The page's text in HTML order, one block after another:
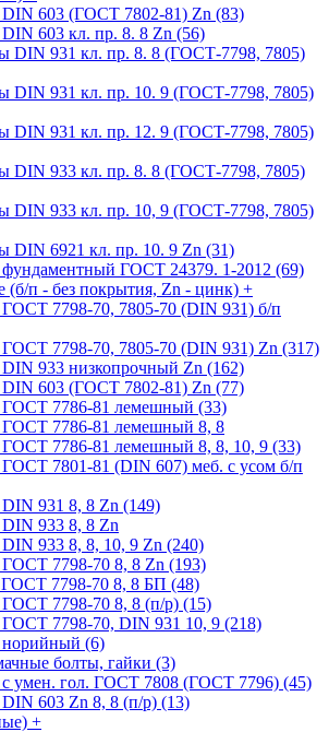
DIN 603 (ГОСТ 7802-81) Zn (83)
603 кл. пр. 8. 8 Zn (56)
DIN 931 кл. пр. 8. 8 (ГОСТ-7798, 7805)
DIN 931 кл. пр. 10. 9 (ГОСТ-7798, 7805)
DIN 931 кл. пр. 12. 9 (ГОСТ-7798, 7805)
DIN 933 кл. пр. 8. 8 (ГОСТ-7798, 7805)
DIN 933 кл. пр. 10, 9 (ГОСТ-7798, 7805)
DIN 6921 кл. пр. 10. 9 Zn (31)
фундаментный ГОСТ 24379. 1-2012 (69)
(б/п - без покрытия, Zn - цинк) +
ГОСТ 7798-70, 7805-70 (DIN 931) б/п
ГОСТ 7798-70, 7805-70 (DIN 931) Zn (317)
DIN 933 низкопрочный Zn (162)
DIN 603 (ГОСТ 7802-81) Zn (77)
ГОСТ 7786-81 лемешный (33)
ГОСТ 7786-81 лемешный 8, 8
ГОСТ 7786-81 лемешный 8, 8, 10, 9 (33)
ГОСТ 7801-81 (DIN 607) меб. с усом б/п
931 8, 8 Zn (149)
933 8, 8 Zn
933 8, 8, 10, 9 Zn (240)
ГОСТ 7798-70 8, 8 Zn (193)
ГОСТ 7798-70 8, 8 БП (48)
ГОСТ 7798-70 8, 8 (п/р) (15)
ГОСТ 7798-70, DIN 931 10, 9 (218)
норийный (6)
болты, гайки (3)
с умен. гол. ГОСТ 7808 (ГОСТ 7796) (45)
DIN 603 Zn 8, 8 (п/р) (13)
+